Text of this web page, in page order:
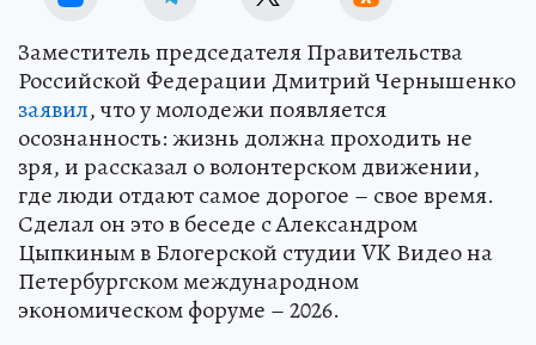
Заместитель председателя Правительства
Российской Федерации Дмитрий Чернышенко
заявил, что у молодежи появляется
осознанность: жизнь должна проходить не
зря, и рассказал о волонтерском движении,
где люди отдают самое дорогое – свое время.
Сделал он это в беседе с Александром
Цыпкиным в Блогерской студии VK Видео на
Петербургском международном
экономическом форуме – 2026.